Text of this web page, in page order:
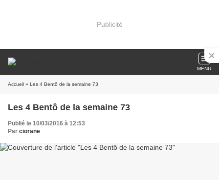
Publicité
MENU
Accueil » Les 4 Bentô de la semaine 73
Les 4 Bentô de la semaine 73
Publié le 10/03/2016 à 12:53
Par ciorane